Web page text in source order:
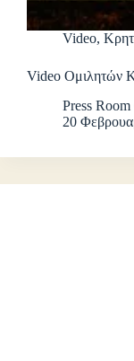
Video,
Video Ομιλητών
Press
20